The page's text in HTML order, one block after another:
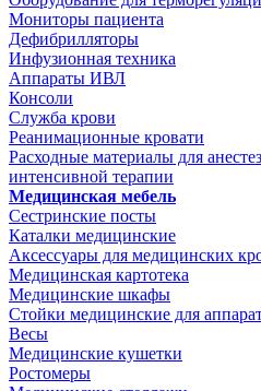
Мониторы пациента
Дефибрилляторы
Инфузионная техника
Аппараты ИВЛ
Консоли
Служба крови
Реанимационные кровати
Расходные материалы для
интенсивной терапии
Медицинская мебель
Сестринские посты
Каталки медицинские
Аксессуары для медицинских
Медицинская картотека
Медицинские шкафы
Стойки медицинские для
Весы
Медицинские кушетки
Ростомеры